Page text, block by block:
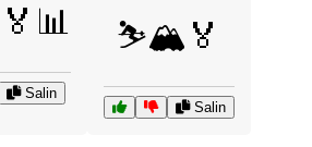
Salin
⛷️🏔️🏅
Salin